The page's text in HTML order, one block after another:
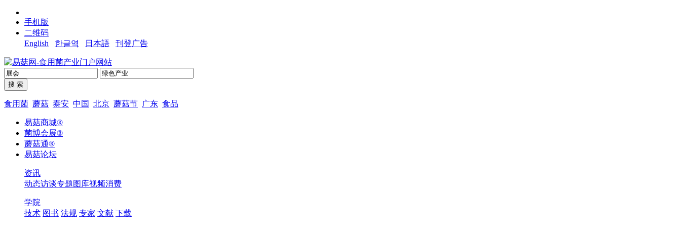
手机版
二维码
English
한글역 日本語 刊登广告
食用菌 蘑菇 泰安 中国 北京 蘑菇节 广东 食品
易菇商城®
菌博会展®
蘑菇通®
易菇论坛
资讯
动态访谈专题图库视频消费
学院
技术 图书 法规 专家 文献 下载